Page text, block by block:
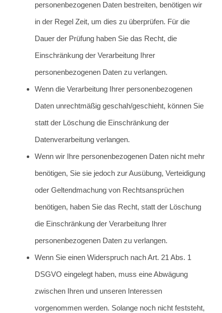
personenbezogenen Daten bestreiten, benötigen wir
in der Regel Zeit, um dies zu überprüfen. Für die
Dauer der Prüfung haben Sie das Recht, die
Einschränkung der Verarbeitung Ihrer
personenbezogenen Daten zu verlangen.
Wenn die Verarbeitung Ihrer personenbezogenen
Daten unrechtmäßig geschah/geschieht, können Sie
statt der Löschung die Einschränkung der
Datenverarbeitung verlangen.
Wenn wir Ihre personenbezogenen Daten nicht mehr
benötigen, Sie sie jedoch zur Ausübung, Verteidigung
oder Geltendmachung von Rechtsansprüchen
benötigen, haben Sie das Recht, statt der Löschung
die Einschränkung der Verarbeitung Ihrer
personenbezogenen Daten zu verlangen.
Wenn Sie einen Widerspruch nach Art. 21 Abs. 1
DSGVO eingelegt haben, muss eine Abwägung
zwischen Ihren und unseren Interessen
vorgenommen werden. Solange noch nicht feststeht,